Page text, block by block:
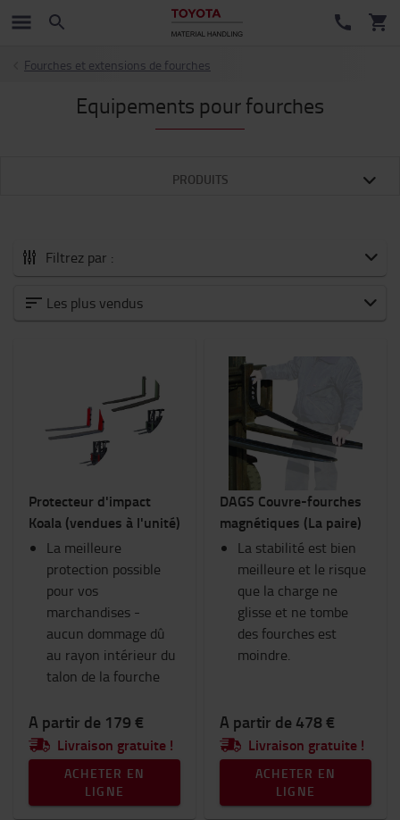
Fourches et extensions de fourches
Equipements pour fourches
PRODUITS
Filtrez par :
Tous les Accessoires
Batteries et électronique
Chariot moteur thermique
Chariots et trottinettes industriels
Consommables
Eclairage
Espace de travail et entrepôt
Fourches et extensions de fourches
Goodies Toyota
Habitacle du chariot
RAM Mount
Sécurité
Sièges
Vêtements de travail
Equipements pour fourches(5)
Protections de fourches
Les plus vendus
Protecteur d'impact
Koala (vendues à l'unité)
La meilleure
protection possible
pour vos
marchandises -
aucun dommage dû
au rayon intérieur du
talon de la fourche
A partir de 179 €
Livraison gratuite !
ACHETER EN
LIGNE
DAGS Couvre-fourches
magnétiques (La paire)
La stabilité est bien
meilleure et le risque
que la charge ne
glisse et ne tombe
des fourches est
moindre.
A partir de 478 €
Livraison gratuite !
ACHETER EN
LIGNE